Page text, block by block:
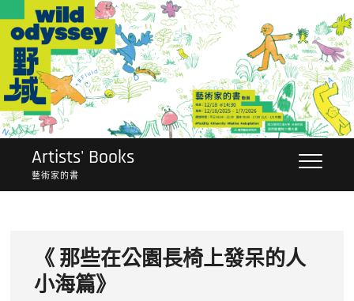
content
Artists' Books
藝術家的書
《 那些在公園長椅上發呆的人
小海篇》